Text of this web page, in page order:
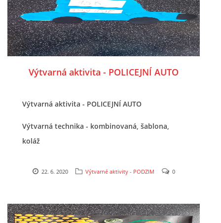
VELIKONOCE
SVĚTOVÝ DEN VODY 22. BŘEZEN
KREATIVNÍ OVOCNÉ A ZELENINOVÉ MLSÁNÍ
RECENZE NA KNIHY
RECENZE NA HRAČKY
MIKULÁŠSKÁ NADÍLKA
Výtvarná aktivita - POLICEJNÍ AUTO
Výtvarná aktivita - POLICEJNÍ AUTO
Výtvarná technika - kombinovaná, šablona,
koláž
22. 6. 2020 Výtvarné aktivity - PODZIM 0